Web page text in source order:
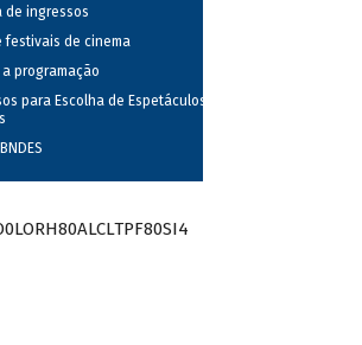
de ingressos
festivais de cinema
a programação
para Escolha de Espetáculos